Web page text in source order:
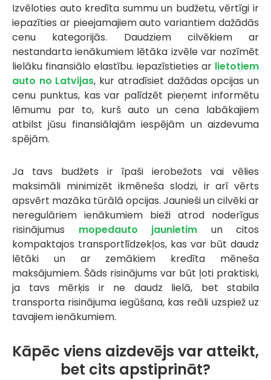
Izvēloties auto kredīta summu un budžetu, vērtīgi ir
iepazīties ar pieejamajiem auto variantiem dažādās
cenu kategorijās. Daudziem cilvēkiem ar
nestandarta ienākumiem lētāka izvēle var nozīmēt
lielāku finansiālo elastību. Iepazīstieties ar lietotiem
auto no Latvijas, kur atradīsiet dažādas opcijas un
cenu punktus, kas var palīdzēt pieņemt informētu
lēmumu par to, kurš auto un cena labākajiem
atbilst jūsu finansiālajām iespējām un aizdevuma
spējām.
Ja tavs budžets ir īpaši ierobežots vai vēlies
maksimāli minimizēt ikmēneša slodzi, ir arī vērts
apsvērt mazāka tūrālā opcijas. Jaunieši un cilvēki ar
neregulāriem ienākumiem bieži atrod noderīgus
risinājumus mopedauto jaunietim un citos
kompaktajos transportlīdzekļos, kas var būt daudz
lētāki un ar zemākiem kredīta mēneša
maksājumiem. Šāds risinājums var būt ļoti praktiski,
ja tavs mērķis ir ne daudz lielā, bet stabila
transporta risinājuma iegūšana, kas reāli uzspiež uz
tavajiem ienākumiem.
Kāpēc viens aizdevējs var atteikt,
bet cits apstiprināt?